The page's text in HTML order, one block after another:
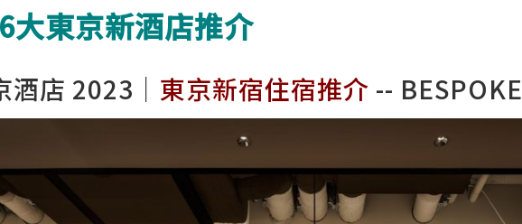
大東京新酒店推介
酒店 2023｜ 東京新宿住宿推介 --